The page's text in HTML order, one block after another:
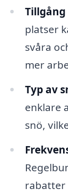
platser
svåra
mer
Typ av
enklare
snö,
rabatter